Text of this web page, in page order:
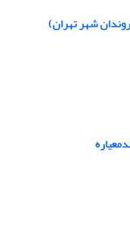
شهر تهران)